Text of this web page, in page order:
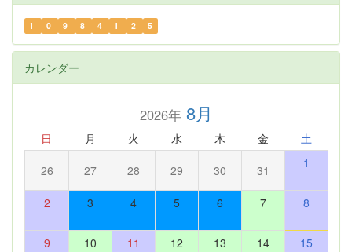
1 0 9 8 4 1 2 5
カレンダー
2026年8月
日 月 火 水 木 金 土
26 27 28 29 30 31 1
2 3 4 5 6 7 8
9 10 11 12 13 14 15